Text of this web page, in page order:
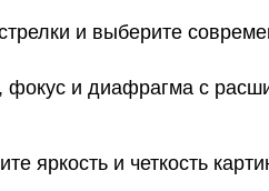
и выберите
фокус и диафрагма с
яркость и четкость